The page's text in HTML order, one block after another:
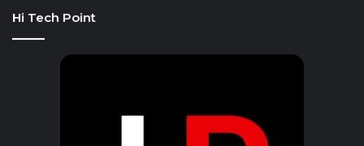
Hi Tech Point